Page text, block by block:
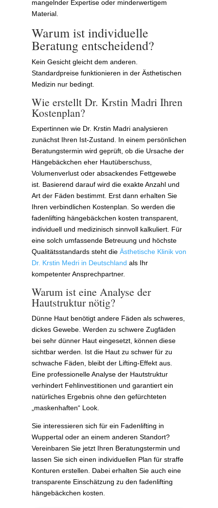
mangelnder Expertise oder minderwertigem
Material.
Warum ist individuelle
Beratung entscheidend?
Kein Gesicht gleicht dem anderen.
Standardpreise funktionieren in der Ästhetischen
Medizin nur bedingt.
Wie erstellt Dr. Krstin Madri Ihren
Kostenplan?
Expertinnen wie Dr. Krstin Madri analysieren
zunächst Ihren Ist-Zustand. In einem persönlichen
Beratungstermin wird geprüft, ob die Ursache der
Hängebäckchen eher Hautüberschuss,
Volumenverlust oder absackendes Fettgewebe
ist. Basierend darauf wird die exakte Anzahl und
Art der Fäden bestimmt. Erst dann erhalten Sie
Ihren verbindlichen Kostenplan. So werden die
fadenlifting hängebäckchen kosten transparent,
individuell und medizinisch sinnvoll kalkuliert. Für
eine solch umfassende Betreuung und höchste
Qualitätsstandards steht die Ästhetische Klinik von
Dr. Krstin Medri in Deutschland als Ihr
kompetenter Ansprechpartner.
Warum ist eine Analyse der
Hautstruktur nötig?
Dünne Haut benötigt andere Fäden als schweres,
dickes Gewebe. Werden zu schwere Zugfäden
bei sehr dünner Haut eingesetzt, können diese
sichtbar werden. Ist die Haut zu schwer für zu
schwache Fäden, bleibt der Lifting-Effekt aus.
Eine professionelle Analyse der Hautstruktur
verhindert Fehlinvestitionen und garantiert ein
natürliches Ergebnis ohne den gefürchteten
„maskenhaften“ Look.
Sie interessieren sich für ein Fadenlifting in
Wuppertal oder an einem anderen Standort?
Vereinbaren Sie jetzt Ihren Beratungstermin und
lassen Sie sich einen individuellen Plan für straffe
Konturen erstellen. Dabei erhalten Sie auch eine
transparente Einschätzung zu den fadenlifting
hängebäckchen kosten.